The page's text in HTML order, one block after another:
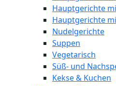
Hauptgerichte
Hauptgerichte
Nudelgerichte
Suppen
Vegetarisch
Süß- und
Kekse & Kuchen